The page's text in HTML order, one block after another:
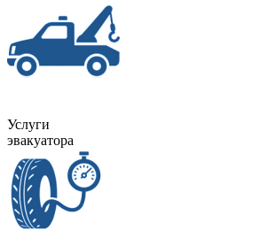
Услуги
эвакуатора